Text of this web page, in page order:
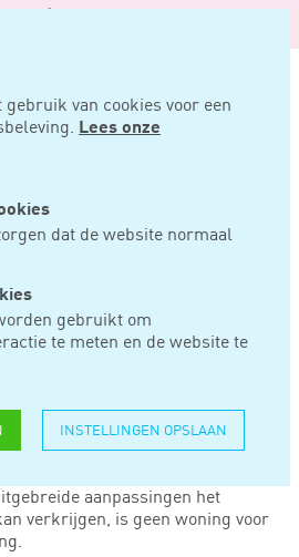
gebruik van cookies voor een
Lees onze
dat de website normaal
gebruikt om
te meten en de website te
INSTELLINGEN OPSLAAN
VÓÓR
AL
ZIJN
aanpassingen het
verkrijgen, is geen woning voor